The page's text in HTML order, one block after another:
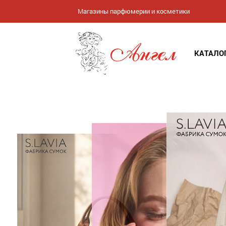
Магазины парфюмерии и косметики